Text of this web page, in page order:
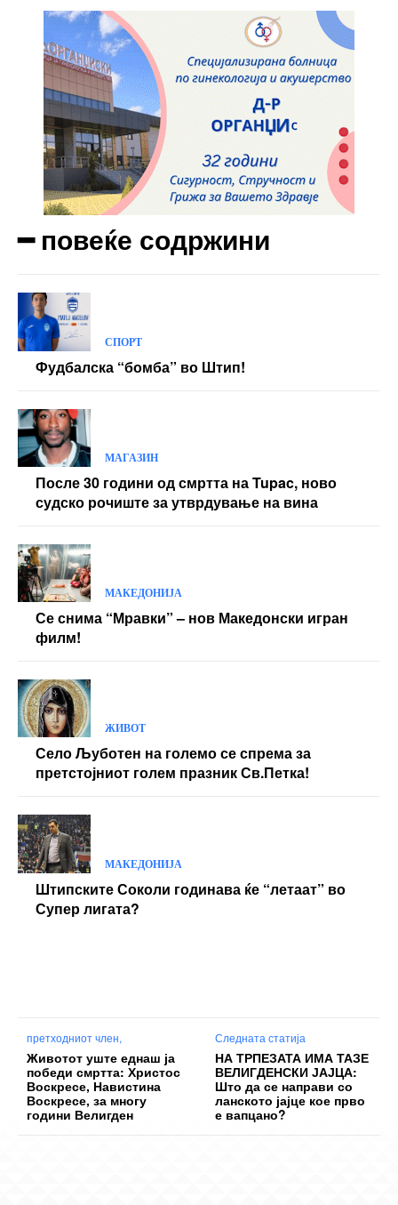
━ повеќе содржини
СПОРТ
Фудбалска “бомба” во Штип!
МАГАЗИН
После 30 години од смртта на Tupac, ново
судско рочиште за утврдување на вина
МАКЕДОНИЈА
Се снима “Мравки” – нов Македонски игран
филм!
ЖИВОТ
Село Љуботен на големо се спрема за
претстојниот голем празник Св.Петка!
МАКЕДОНИЈА
Штипските Соколи годинава ќе “летаат” во
Супер лигата?
претходниот член,
Животот уште еднаш ја
победи смртта: Христос
Воскресе, Навистина
Воскресе, за многу
години Велигден
Следната статија
НА ТРПЕЗАТА ИМА ТАЗЕ
ВЕЛИГДЕНСКИ ЈАЈЦА:
Што да се направи со
ланското јајце кое прво
е вапцано?